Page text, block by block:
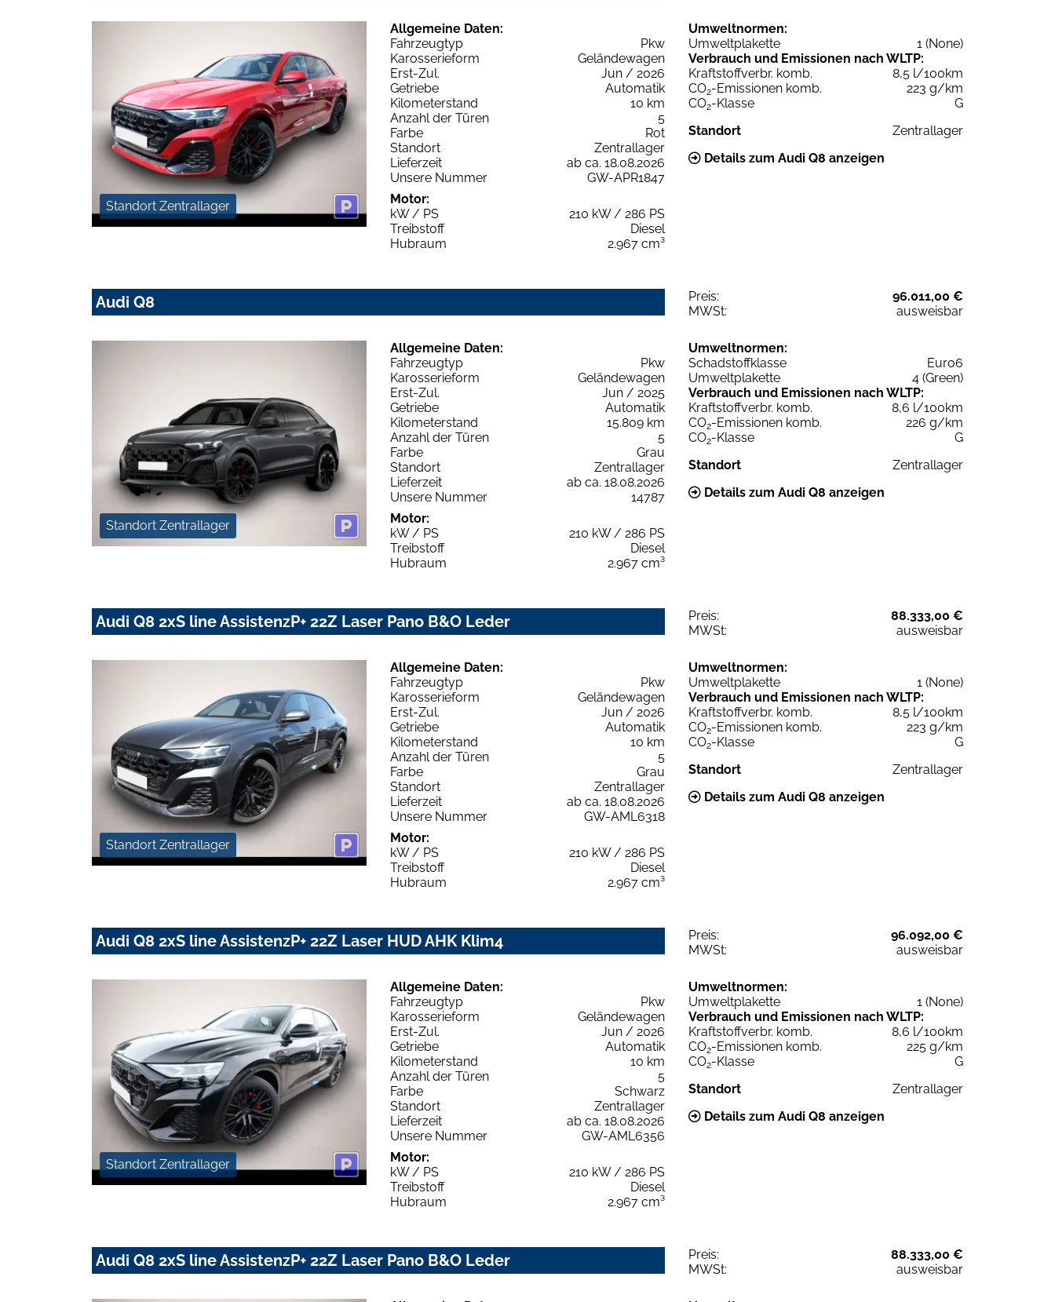
Standort Zentrallager
Allgemeine Daten:
Fahrzeugtyp
Pkw
Karosserieform
Geländewagen
Erst-Zul.
Jun / 2026
Getriebe
Automatik
Kilometerstand
10 km
Anzahl der Türen
5
Farbe
Rot
Standort
Zentrallager
Lieferzeit
ab ca. 18.08.2026
Unsere Nummer
GW-APR1847
Motor:
kW / PS
210 kW / 286 PS
Treibstoff
Diesel
Hubraum
2.967 cm³
Umweltnormen:
Umweltplakette
1 (None)
Verbrauch und Emissionen nach WLTP:
Kraftstoffverbr. komb.
8,5 l/100km
CO2-Emissionen komb.
223 g/km
CO2-Klasse
G
Standort
Zentrallager
Details zum Audi Q8 anzeigen
Audi Q8 Preis:
96.011,00 €
MWSt:
ausweisbar
Standort Zentrallager
Allgemeine Daten:
Fahrzeugtyp
Pkw
Karosserieform
Geländewagen
Erst-Zul.
Jun / 2025
Getriebe
Automatik
Kilometerstand
15.809 km
Anzahl der Türen
5
Farbe
Grau
Standort
Zentrallager
Lieferzeit
ab ca. 18.08.2026
Unsere Nummer
14787
Motor:
kW / PS
210 kW / 286 PS
Treibstoff
Diesel
Hubraum
2.967 cm³
Umweltnormen:
Schadstoffklasse
Euro6
Umweltplakette
4 (Green)
Verbrauch und Emissionen nach WLTP:
Kraftstoffverbr. komb.
8,6 l/100km
CO2-Emissionen komb.
226 g/km
CO2-Klasse
G
Standort
Zentrallager
Details zum Audi Q8 anzeigen
Audi Q8 2xS line AssistenzP+ 22Z Laser Pano B&O Leder Preis:
88.333,00 €
MWSt:
ausweisbar
Standort Zentrallager
Allgemeine Daten:
Fahrzeugtyp
Pkw
Karosserieform
Geländewagen
Erst-Zul.
Jun / 2026
Getriebe
Automatik
Kilometerstand
10 km
Anzahl der Türen
5
Farbe
Grau
Standort
Zentrallager
Lieferzeit
ab ca. 18.08.2026
Unsere Nummer
GW-AML6318
Motor:
kW / PS
210 kW / 286 PS
Treibstoff
Diesel
Hubraum
2.967 cm³
Umweltnormen:
Umweltplakette
1 (None)
Verbrauch und Emissionen nach WLTP:
Kraftstoffverbr. komb.
8,5 l/100km
CO2-Emissionen komb.
223 g/km
CO2-Klasse
G
Standort
Zentrallager
Details zum Audi Q8 anzeigen
Audi Q8 2xS line AssistenzP+ 22Z Laser HUD AHK Klim4 Preis:
96.092,00 €
MWSt:
ausweisbar
Standort Zentrallager
Allgemeine Daten:
Fahrzeugtyp
Pkw
Karosserieform
Geländewagen
Erst-Zul.
Jun / 2026
Getriebe
Automatik
Kilometerstand
10 km
Anzahl der Türen
5
Farbe
Schwarz
Standort
Zentrallager
Lieferzeit
ab ca. 18.08.2026
Unsere Nummer
GW-AML6356
Motor:
kW / PS
210 kW / 286 PS
Treibstoff
Diesel
Hubraum
2.967 cm³
Umweltnormen:
Umweltplakette
1 (None)
Verbrauch und Emissionen nach WLTP:
Kraftstoffverbr. komb.
8,6 l/100km
CO2-Emissionen komb.
225 g/km
CO2-Klasse
G
Standort
Zentrallager
Details zum Audi Q8 anzeigen
Audi Q8 2xS line AssistenzP+ 22Z Laser Pano B&O Leder Preis:
88.333,00 €
MWSt:
ausweisbar